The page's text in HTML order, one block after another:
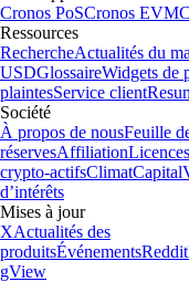
Cronos PoSCronos EVM
Ressources
RechercheActualités du
USDGlossaireWidgets de
plaintesService client
Société
À propos de nousFeuille
réservesAffiliation
crypto-actifsClimatCapital
d’intérêts
Mises à jour
XActualités des
produitsÉvénementsReddit
gView